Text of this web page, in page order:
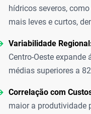
hídricos severos,
mais leves e curtos,
Variabilidade
Centro-Oeste
médias superiores a
Correlação com
maior a produtividade